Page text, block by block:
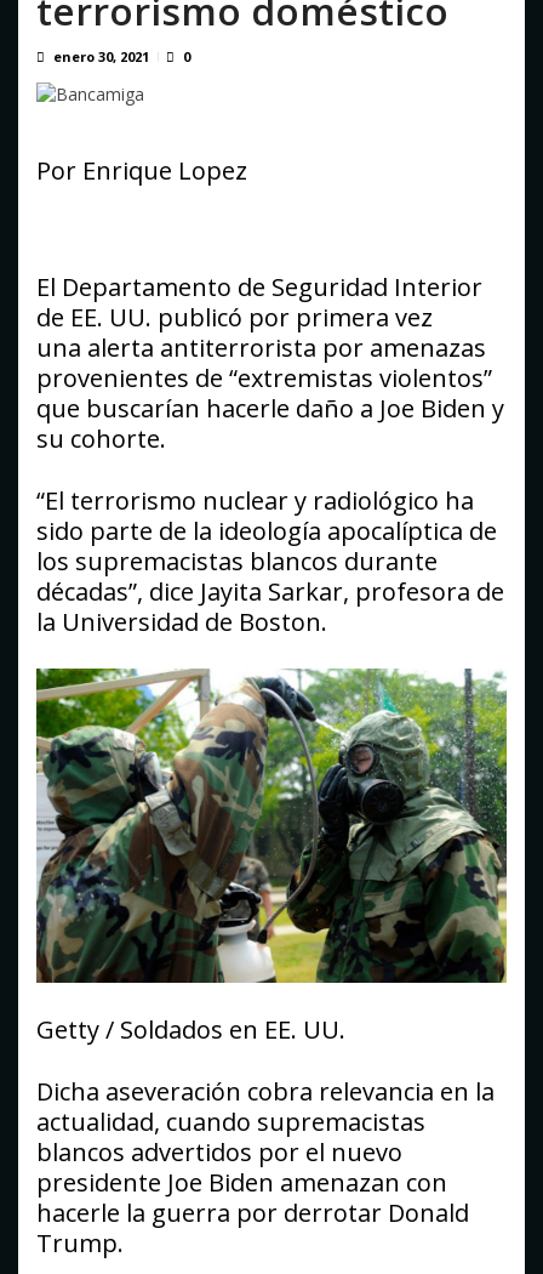
policía muerto
agosto 9, 2026
terrorismo doméstico
enero 30, 2021 0
Por Enrique Lopez
El Departamento de Seguridad Interior
de EE. UU. publicó por primera vez
una alerta antiterrorista por amenazas
provenientes de “extremistas violentos”
que buscarían hacerle daño a Joe Biden y
su cohorte.
“El terrorismo nuclear y radiológico ha
sido parte de la ideología apocalíptica de
los supremacistas blancos durante
décadas”, dice Jayita Sarkar, profesora de
la Universidad de Boston.
Getty / Soldados en EE. UU.
Dicha aseveración cobra relevancia en la
actualidad, cuando supremacistas
blancos advertidos por el nuevo
presidente Joe Biden amenazan con
hacerle la guerra por derrotar Donald
Trump.